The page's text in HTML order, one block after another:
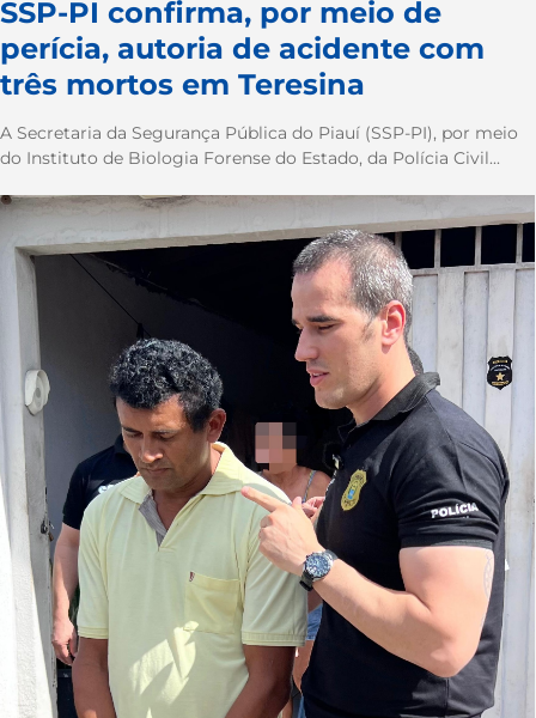
SSP-PI confirma, por meio de
perícia, autoria de acidente com
três mortos em Teresina
A Secretaria da Segurança Pública do Piauí (SSP-PI), por meio
do Instituto de Biologia Forense do Estado, da Polícia Civil...